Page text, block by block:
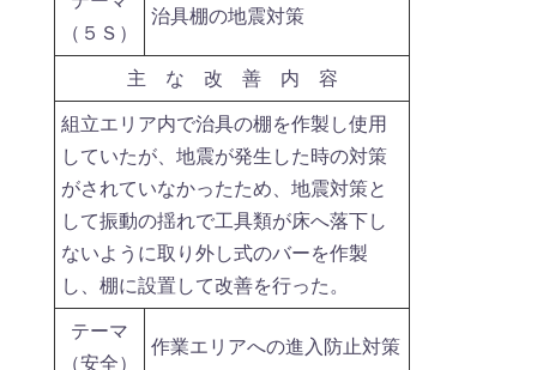
（５Ｓ）
治具棚の地震対策
主 な 改 善 内 容
組立エリア内で治具の棚を作製し使用
していたが、地震が発生した時の対策
がされていなかったため、地震対策と
して振動の揺れで工具類が床へ落下し
ないように取り外し式のバーを作製
し、棚に設置して改善を行った。
テーマ
（安全）
作業エリアへの進入防止対策